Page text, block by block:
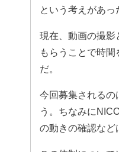
という考えがあっ
現在、動画の撮影
もらうことで時
だ。
今回募集されるの
う。ちなみに
の動きの確認など